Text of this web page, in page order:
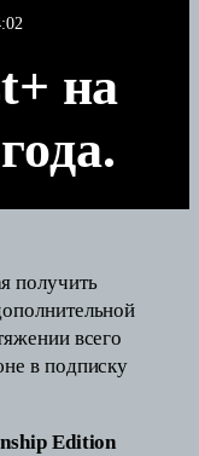
на
получить
всего
в подписку
Edition